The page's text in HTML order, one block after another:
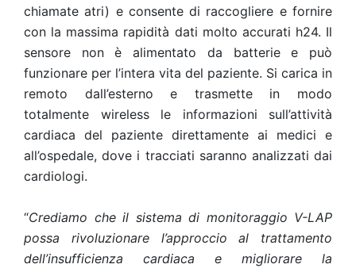
chiamate atri) e consente di raccogliere e fornire
con la massima rapidità dati molto accurati h24. Il
sensore non è alimentato da batterie e può
funzionare per l’intera vita del paziente. Si carica in
remoto dall’esterno e trasmette in modo
totalmente wireless le informazioni sull’attività
cardiaca del paziente direttamente ai medici e
all’ospedale, dove i tracciati saranno analizzati dai
cardiologi.
“Crediamo che il sistema di monitoraggio V-LAP
possa rivoluzionare l’approccio al trattamento
dell’insufficienza cardiaca e migliorare la